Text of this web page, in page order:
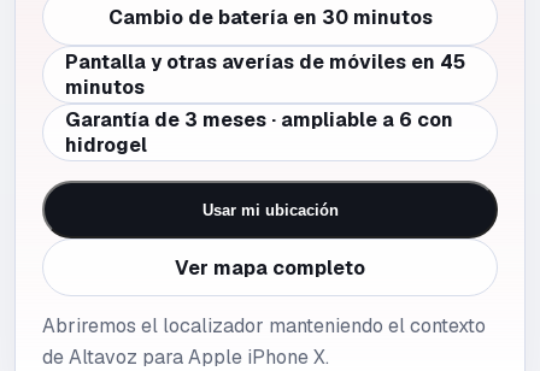
Cambio de batería en 30 minutos
Pantalla y otras averías de móviles en 45
minutos
Garantía de 3 meses · ampliable a 6 con
hidrogel
Usar mi ubicación
Ver mapa completo
Abriremos el localizador manteniendo el contexto
de Altavoz para Apple iPhone X.